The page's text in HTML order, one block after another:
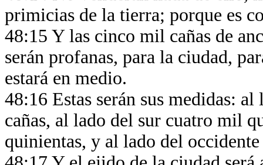
primicias de la tierra; porque es
48:15 Y las cinco mil cañas de
serán profanas, para la ciudad,
estará en medio.
48:16 Estas serán sus medidas:
cañas, al lado del sur cuatro mil
quinientas, y al lado del